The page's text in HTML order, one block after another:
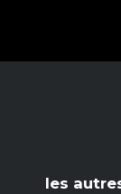
les